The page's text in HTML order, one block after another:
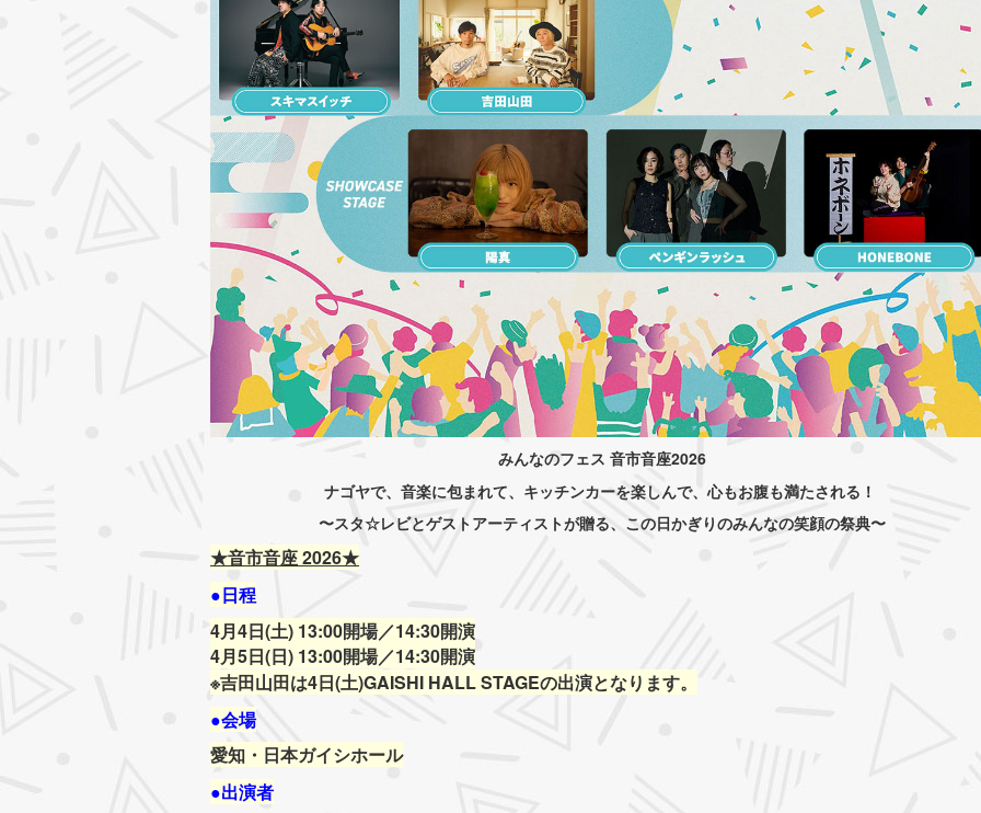
みんなのフェス 音市音座2026
ナゴヤで、音楽に包まれて、キッチンカーを楽しんで、心もお腹も満たされる！
〜スタ☆レビとゲストアーティストが贈る、この日かぎりのみんなの笑顔の祭典〜
★音市音座 2026★
●日程
4月4日(土) 13:00開場／14:30開演
4月5日(日) 13:00開場／14:30開演
※吉田山田は4日(土)GAISHI HALL STAGEの出演となります。
●会場
愛知・日本ガイシホール
●出演者